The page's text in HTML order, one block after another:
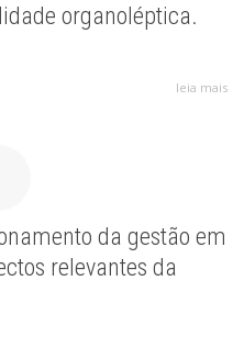
organoléptica.
leia mais
da gestão em
relevantes da